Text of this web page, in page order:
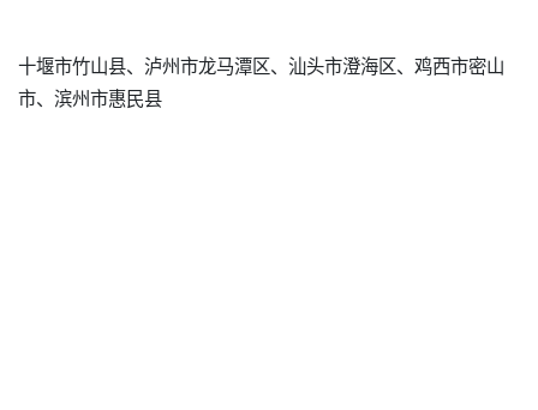
十堰市竹山县、泸州市龙马潭区、汕头市澄海区、鸡西市密山
市、滨州市惠民县